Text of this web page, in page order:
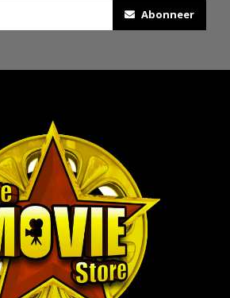
Abonneer